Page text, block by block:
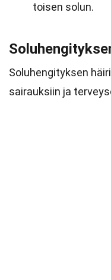
toisen solun.
Soluhengityksen
sairauksiin ja